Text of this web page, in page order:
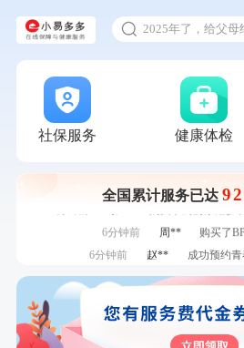
入职体检在线预约
社保服务 健康体检
全国累计服务已达
刚刚
陆**
购买了固本堂阿
刚刚
柯**
成功预约了
成功预约
1分钟前
购买了美的体
2分钟前
购买了宁安堡
成功预
黎**
购买了厨房家用多
6分钟前
周**
购买了
6分钟前
赵**
成功预约青
7分钟前
购买了美的体
陆**
购买了固本堂阿
刚刚
购买了固本堂阿